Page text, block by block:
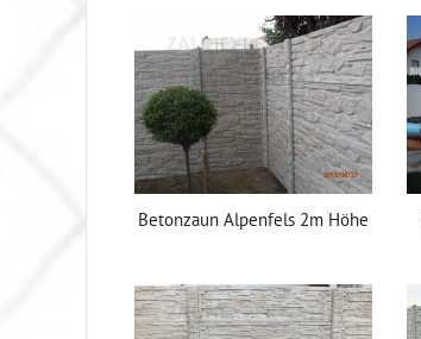
Betonzaun Alpenfels 2m Höhe